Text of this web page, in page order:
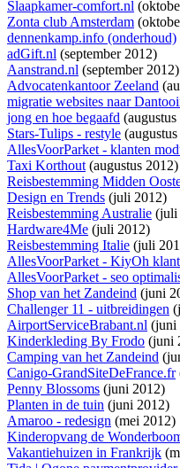
Slaapkamer-comfort.nl
Zonta club Amsterdam
dennenkamp.info (onderhoud)
adGift.nl (september 2012)
Aanstrand.nl (september 2012)
Advocatenkantoor Zeeland
migratie websites naar
jong en hoe begaafd
Stars-Tulips - restyle
AllesVoorParket - klanten
Taxi Korthout(augustus 2012)
Reisbestemming Midden
Design en Trends (juli 2012)
Reisbestemming Australie (juli
Hardware4Me (juli 2012)
Reisbestemming Italie (juli
AllesVoorParket - KiyOh
AllesVoorParket - seo
Shop van het Zandeind (juni
Challenger 11 - uitbreidingen
AirportServiceBrabant.nl (juni
Kinderkleding By Frodo (juni
Camping van het Zandeind
Canigo-GrandSiteDeFrance.fr
Penny Blossoms (juni 2012)
Planten in de tuin (juni 2012)
Amaroo - redesign (mei 2012)
Kinderopvang de
Vakantiehuizen in Frankrijk